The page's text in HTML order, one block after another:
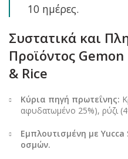
10 ημέρες.
Συστατικά και
Προϊόντος
& Rice
Κύρια πηγή πρωτεΐνης:
αφυδατωμένο 25%), ρύζι
Εμπλουτισμένη με
οσμών.